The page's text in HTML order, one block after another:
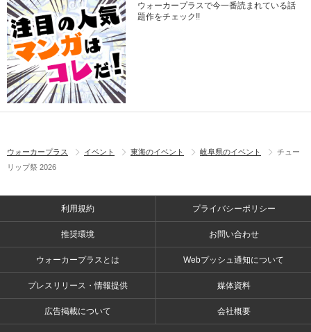
ウォーカープラスで今一番読まれている話
題作をチェック!!
ウォーカープラス イベント 東海のイベント 岐阜県のイベント
チュー
リップ祭 2026
利用規約 プライバシーポリシー
推奨環境 お問い合わせ
ウォーカープラスとは Webプッシュ通知について
プレスリリース・情報提供 媒体資料
広告掲載について 会社概要